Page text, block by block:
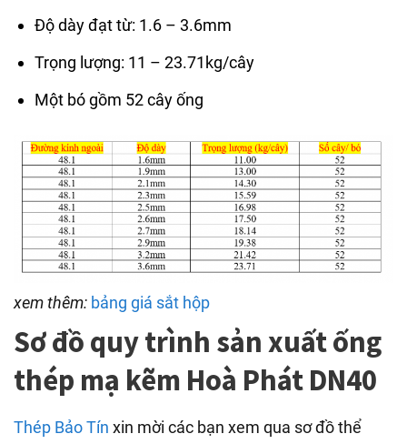
Độ dày đạt từ: 1.6 – 3.6mm
Trọng lượng: 11 – 23.71kg/cây
Một bó gồm 52 cây ống
xem thêm: bảng giá sắt hộp
Sơ đồ quy trình sản xuất ống
thép mạ kẽm Hoà Phát DN40
Thép Bảo Tín xin mời các bạn xem qua sơ đồ thể